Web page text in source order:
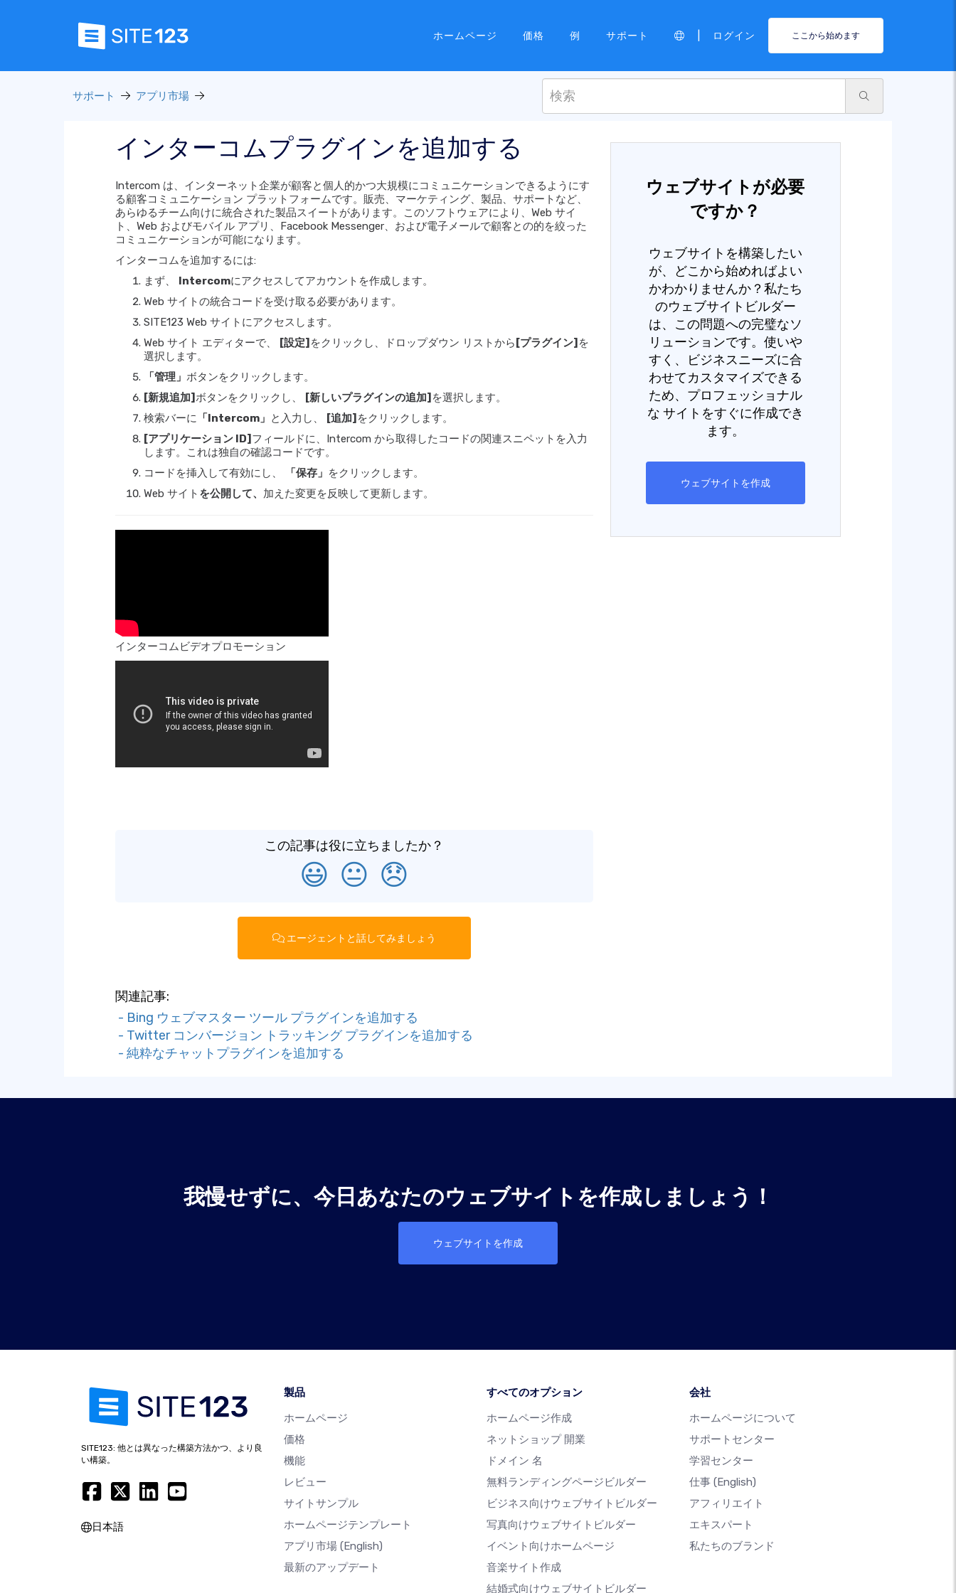
ホームページ 価格 例 サポート ログイン ここから始めます
サポート アプリ市場
インターコムプラグインを追加する
Intercom は、インターネット企業が顧客と個人的かつ大規模にコミュニケーションできるようにす
る顧客コミュニケーション プラットフォームです。販売、マーケティング、製品、サポートなど、
あらゆるチーム向けに統合された製品スイートがあります。このソフトウェアにより、Web サイ
ト、Web およびモバイル アプリ、Facebook Messenger、および電子メールで顧客との的を絞った
コミュニケーションが可能になります。
インターコムを追加するには:
まず、 Intercomにアクセスしてアカウントを作成します。
Web サイトの統合コードを受け取る必要があります。
SITE123 Web サイトにアクセスします。
Web サイト エディターで、
[設定] をクリックし、ドロップダウン リストから [プラグイン] を
選択します。
「管理」 ボタンをクリックします。
[新規追加] ボタンをクリックし、 [新しいプラグインの追加] を選択します。
検索バーに 「Intercom」 と入力し、 [追加] をクリックします。
[アプリケーション ID] フィールドに、Intercom から取得したコードの関連スニペットを入力
します。これは独自の確認コードです。
コードを挿入して有効にし、
「保存」 をクリックします。
Web サイト を公開して、 加えた変更を反映して更新します。
インターコムビデオプロモーション
この記事は役に立ちましたか？
😃 😐 😞
エージェントと話してみましょう
関連記事:
- Bing ウェブマスター ツール プラグインを追加する
- Twitter コンバージョン トラッキング プラグインを追加する
- 純粋なチャットプラグインを追加する
ウェブサイトが必要
ですか？
ウェブサイトを構築したい
が、どこから始めればよい
かわかりませんか？私たち
のウェブサイトビルダー
は、この問題への完璧なソ
リューションです。使いや
すく、ビジネスニーズに合
わせてカスタマイズできる
ため、プロフェッショナル
な サイトをすぐに作成でき
ます。
ウェブサイトを作成
我慢せずに、今日あなたのウェブサイトを作成しましょう！
ウェブサイトを作成
SITE123: 他とは異なった構築方法かつ、より良
い構築。
日本語
製品
ホームページ
価格
機能
レビュー
サイトサンプル
ホームページテンプレート
アプリ市場 (English)
最新のアップデート
すべてのオプション
ホームページ作成
ネットショップ 開業
ドメイン 名
無料ランディングページビルダー
ビジネス向けウェブサイトビルダー
写真向けウェブサイトビルダー
イベント向けホームページ
音楽サイト作成
結婚式向けウェブサイトビルダー
会社
ホームページについて
サポートセンター
学習センター
仕事 (English)
アフィリエイト
エキスパート
私たちのブランド